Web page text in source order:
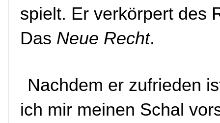
spielt. Er verkörpert des
Das Neue Recht.
Nachdem er zufrieden
ich mir meinen Schal